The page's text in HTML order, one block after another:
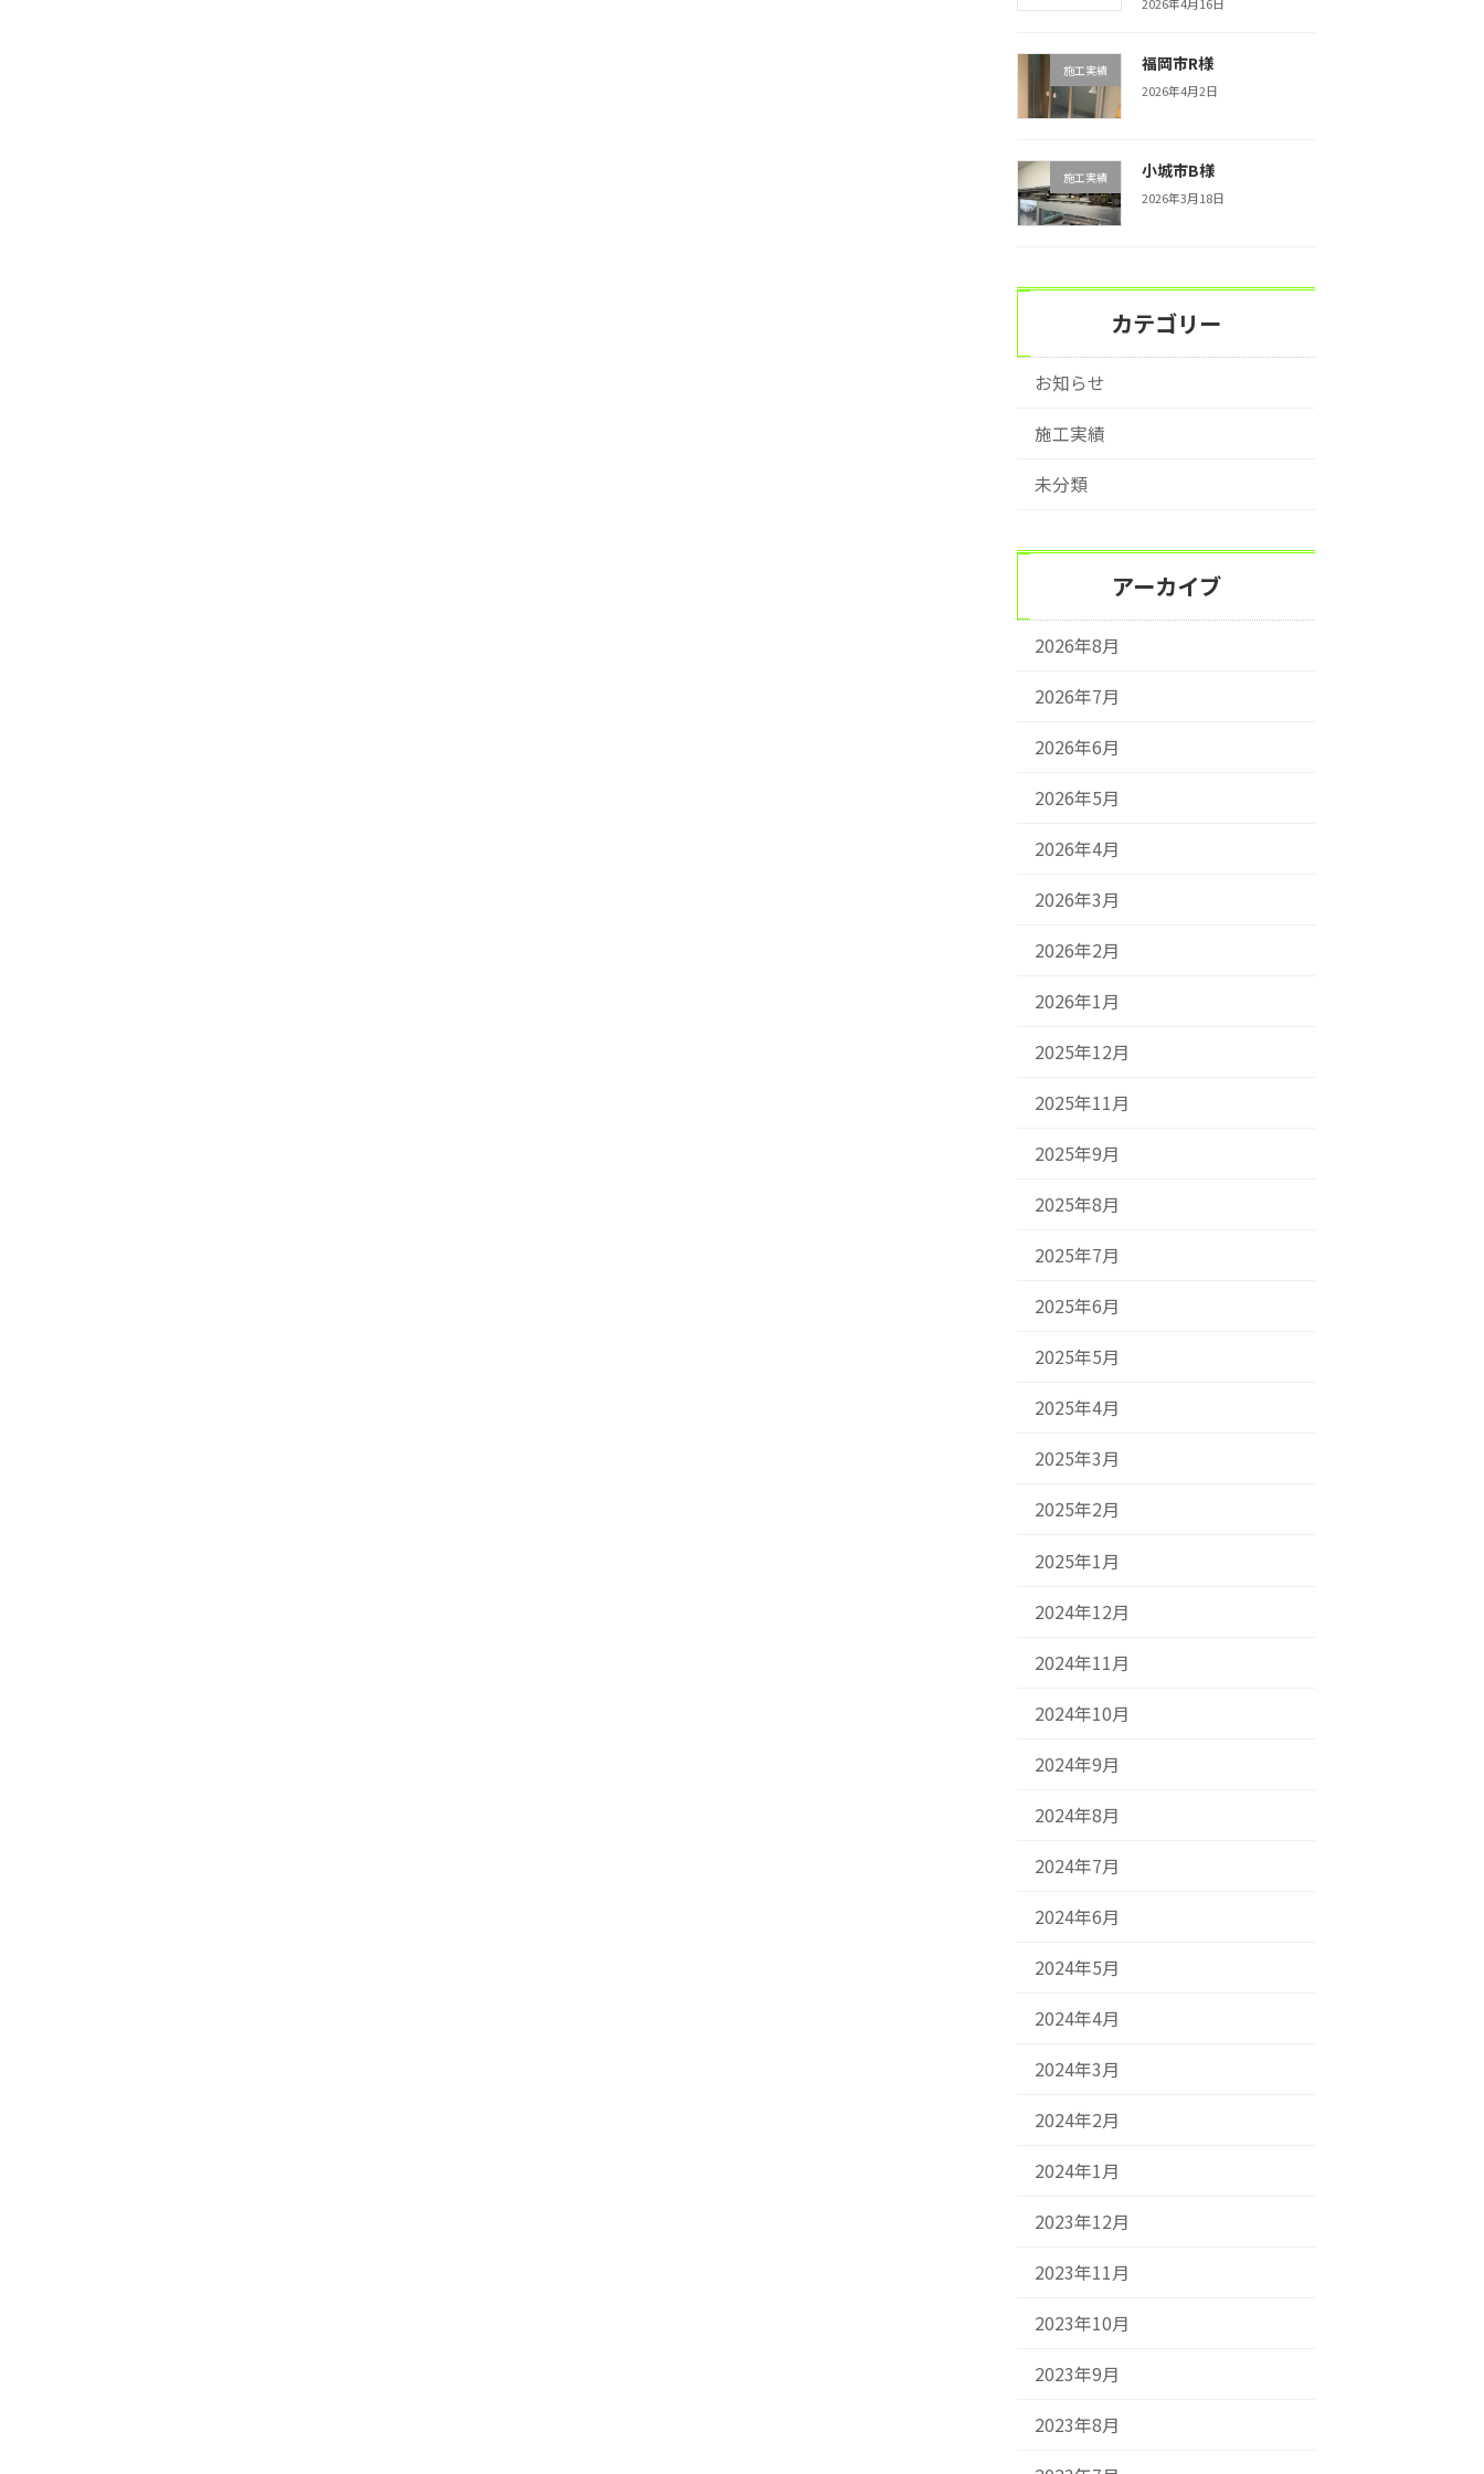
施工実績 福岡市R様
2026年4月2日
施工実績 小城市B様
2026年3月18日
カテゴリー
お知らせ
施工実績
未分類
アーカイブ
2026年8月
2026年7月
2026年6月
2026年5月
2026年4月
2026年3月
2026年2月
2026年1月
2025年12月
2025年11月
2025年9月
2025年8月
2025年7月
2025年6月
2025年5月
2025年4月
2025年3月
2025年2月
2025年1月
2024年12月
2024年11月
2024年10月
2024年9月
2024年8月
2024年7月
2024年6月
2024年5月
2024年4月
2024年3月
2024年2月
2024年1月
2023年12月
2023年11月
2023年10月
2023年9月
2023年8月